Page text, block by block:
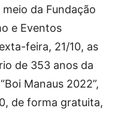
da Fundação
e Eventos
feira, 21/10, as
de 353 anos da
Manaus 2022”,
de forma gratuita,